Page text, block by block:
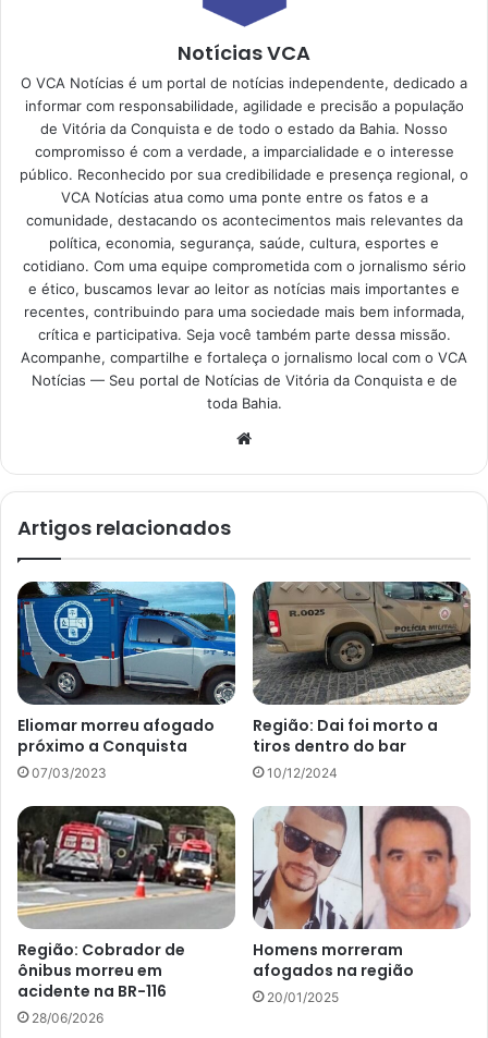
Notícias VCA
O VCA Notícias é um portal de notícias independente, dedicado a
informar com responsabilidade, agilidade e precisão a população
de Vitória da Conquista e de todo o estado da Bahia. Nosso
compromisso é com a verdade, a imparcialidade e o interesse
público. Reconhecido por sua credibilidade e presença regional, o
VCA Notícias atua como uma ponte entre os fatos e a
comunidade, destacando os acontecimentos mais relevantes da
política, economia, segurança, saúde, cultura, esportes e
cotidiano. Com uma equipe comprometida com o jornalismo sério
e ético, buscamos levar ao leitor as notícias mais importantes e
recentes, contribuindo para uma sociedade mais bem informada,
crítica e participativa. Seja você também parte dessa missão.
Acompanhe, compartilhe e fortaleça o jornalismo local com o VCA
Notícias — Seu portal de Notícias de Vitória da Conquista e de
toda Bahia.
Artigos relacionados
Eliomar morreu afogado
próximo a Conquista
07/03/2023
Região: Dai foi morto a
tiros dentro do bar
10/12/2024
Região: Cobrador de
ônibus morreu em
acidente na BR-116
28/06/2026
Homens morreram
afogados na região
20/01/2025